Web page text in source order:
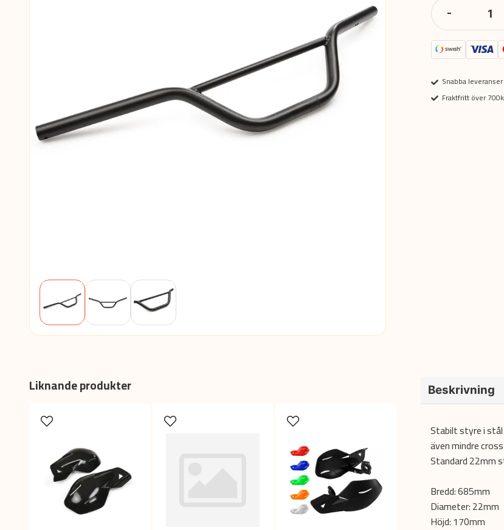
-
Snabba
Fraktfritt över
Liknande produkter Beskrivning
Stabilt styre i
även mindre
Standard 22mm
Bredd: 685mm
Diameter: 22mm
Höjd: 170mm